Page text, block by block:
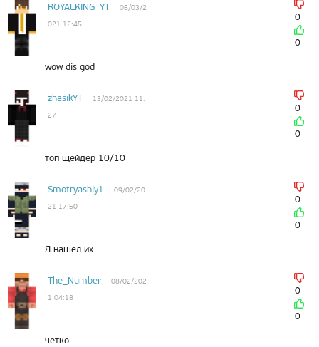
ROYALKING_YT
05/03/2
021 12:45
0
0
wow dis god
zhasikYT
13/02/2021 11:
27
0
0
топ щейдер 10/10
Smotryashiy1
09/02/20
21 17:50
0
0
Я нашел их
The_Number
08/02/202
1 04:18
0
0
четко